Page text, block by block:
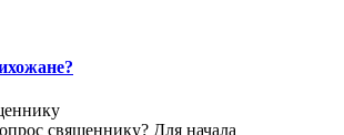
священнику? Для начала